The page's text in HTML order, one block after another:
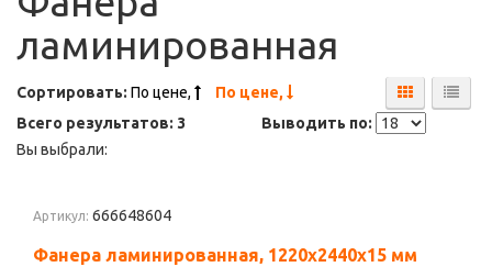
ламинированная
Сортировать: По цене,
По цене,
Выводить по:
Всего результатов: 3
Вы выбрали:
Артикул: 666648604
Фанера ламинированная, 1220х2440х15 мм